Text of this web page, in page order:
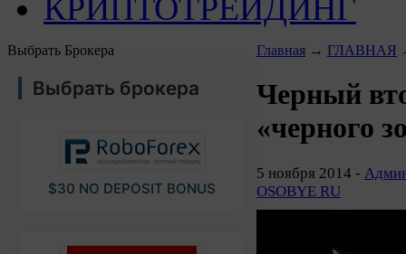
КРИПТОТРЕЙДИНГ
Выбрать Брокера
Выбрать брокера
$30 NO DEPOSIT BONUS
Главная → ГЛАВНАЯ
Черный
«черного
5 ноября 2014 -
OSOBYE RU